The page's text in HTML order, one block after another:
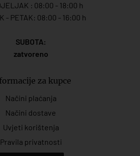
: 08:00 - 18:00 h
- PETAK: 08:00 - 16:00 h
SUBOTA:
zatvoreno
za kupce
Načini plaćanja
Načini dostave
Uvjeti korištenja
Pravila privatnosti